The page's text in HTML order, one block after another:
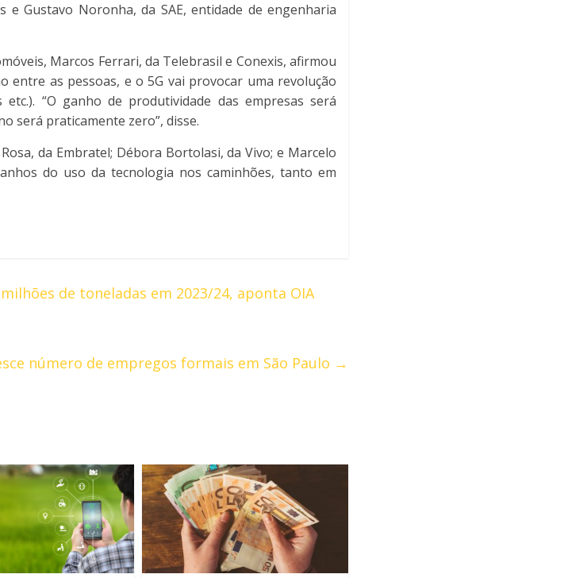
Gustavo Noronha, da SAE, entidade de engenharia
Marcos Ferrari, da Telebrasil e Conexis, afirmou
entre as pessoas, e o 5G vai provocar uma revolução
“O ganho de produtividade das empresas será
será praticamente zero”, disse.
da Embratel; Débora Bortolasi, da Vivo; e Marcelo
do uso da tecnologia nos caminhões, tanto em
de toneladas em 2023/24, aponta OIA
número de empregos formais em São Paulo →